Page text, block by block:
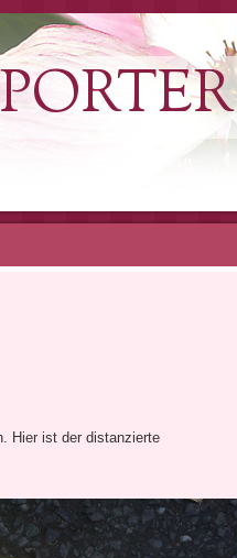
Hier ist der distanzierte